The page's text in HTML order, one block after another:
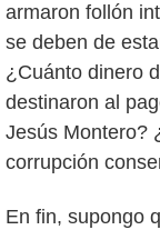
armaron follón
se deben de
¿Cuánto dinero
destinaron al
Jesús Montero?
corrupción
En fin, supongo